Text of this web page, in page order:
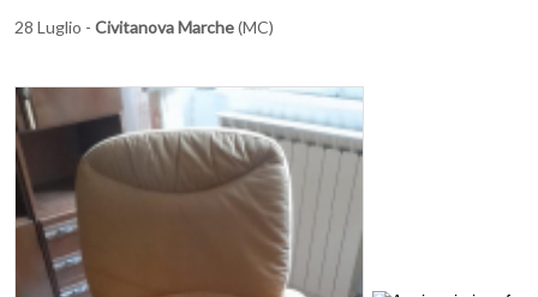
28 Luglio - Civitanova Marche(MC)